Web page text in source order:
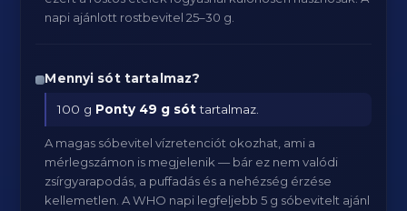
napi ajánlott rostbevitel 25–30 g.
Mennyi sót tartalmaz?
100 g Ponty 49 g sóttartalmaz.
A magas sóbevitel vízretenciót okozhat, ami a
mérlegszámon is megjelenik — bár ez nem valódi
zsírgyarapodás, a puffadás és a nehézség érzése
kellemetlen. A WHO napi legfeljebb 5 g sóbevitelt ajánl